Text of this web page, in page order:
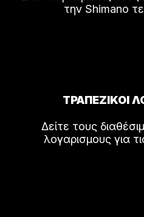
την Shimano
ΤΡΑΠΕΖΙΚΟΙ
Δείτε τους
λογαρισμους για